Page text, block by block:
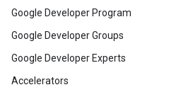
Google Developer Program
Google Developer Groups
Google Developer Experts
Accelerators